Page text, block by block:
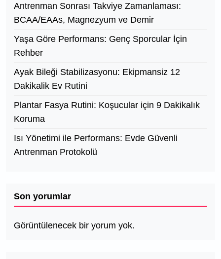
Antrenman Sonrası Takviye Zamanlaması:
BCAA/EAAs, Magnezyum ve Demir
Yaşa Göre Performans: Genç Sporcular İçin
Rehber
Ayak Bileği Stabilizasyonu: Ekipmansiz 12
Dakikalik Ev Rutini
Plantar Fasya Rutini: Koşucular için 9 Dakikalık
Koruma
Isı Yönetimi ile Performans: Evde Güvenli
Antrenman Protokolü
Son yorumlar
Görüntülenecek bir yorum yok.